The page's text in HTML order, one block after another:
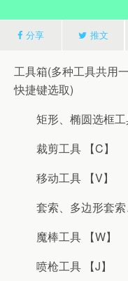
分享 推文
工具箱(多种工具共用
快捷键选取)
矩形、椭圆选框工
裁剪工具 【C】
移动工具 【V】
套索、多边形套索
魔棒工具 【W】
喷枪工具 【J】